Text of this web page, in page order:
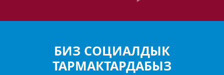
БИЗ СОЦИАЛДЫК
ТАРМАКТАРДАБЫЗ